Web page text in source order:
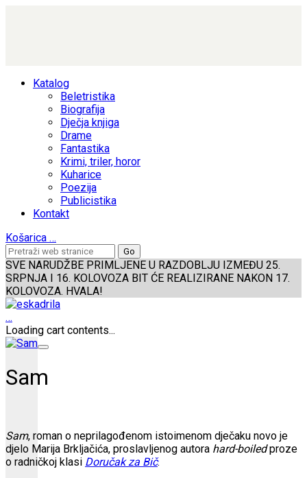
Katalog
Beletristika
Biografija
Dječja knjiga
Drame
Fantastika
Krimi, triler, horor
Kuharice
Poezija
Publicistika
Kontakt
Košarica …
SVE NARUDŽBE PRIMLJENE U RAZDOBLJU IZMEĐU 25.
SRPNJA I 16. KOLOVOZA BIT ĆE REALIZIRANE NAKON 17.
KOLOVOZA. HVALA!
…
Loading cart contents...
Sam
Sam, roman o neprilagođenom istoimenom dječaku novo je
djelo Marija Brkljačića, proslavljenog autora hard-boiledproze
o radničkoj klasi Doručak za Bič.